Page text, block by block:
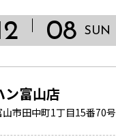
08 SUN
ン富山店
山市田中町1丁目15番70号